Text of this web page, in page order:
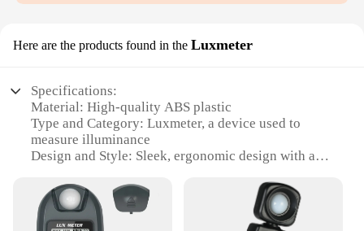
Here are the products found in the Luxmeter
Specifications:
Material: High-quality ABS plastic
Type and Category: Luxmeter, a device used to
measure illuminance
Design and Style: Sleek, ergonomic design with a
Usage and Purpose: Ideal for professionals and DIY
enthusiasts for lighting assessment
Performance and Property: Precise measurements